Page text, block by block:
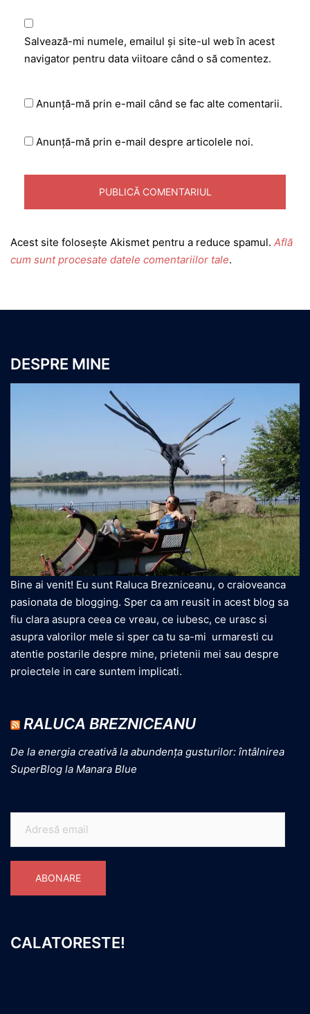
Salvează-mi numele, emailul și site-ul web în acest
navigator pentru data viitoare când o să comentez.
Anunță-mă prin e-mail când se fac alte comentarii.
Anunță-mă prin e-mail despre articolele noi.
Acest site folosește Akismet pentru a reduce spamul. Află
cum sunt procesate datele comentariilor tale.
DESPRE MINE
Bine ai venit! Eu sunt Raluca Brezniceanu, o craioveanca
pasionata de blogging. Sper ca am reusit in acest blog sa
fiu clara asupra ceea ce vreau, ce iubesc, ce urasc si
asupra valorilor mele si sper ca tu sa-mi urmaresti cu
atentie postarile despre mine, prietenii mei sau despre
proiectele in care suntem implicati.
RALUCA BREZNICEANU
De la energia creativă la abundența gusturilor: întâlnirea
SuperBlog la Manara Blue
ABONARE
CALATORESTE!